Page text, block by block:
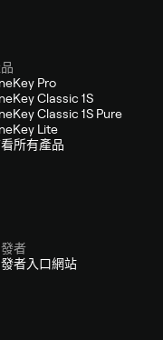
Pro
Classic 1S
Classic 1S Pure
Lite
所有產品
者
發者入口網站